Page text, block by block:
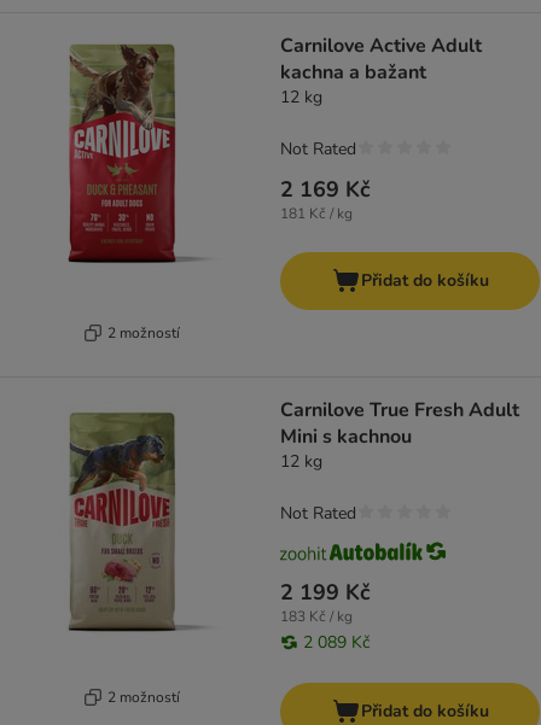
2 možností
Carnilove Active Adult
kachna a bažant
12 kg
2 169 Kč
181 Kč / kg
Not Rated
Přidat do košíku
2 možností
Carnilove True Fresh Adult
Mini s kachnou
12 kg
2 199 Kč
183 Kč / kg
2 089 Kč
Not Rated
Přidat do košíku